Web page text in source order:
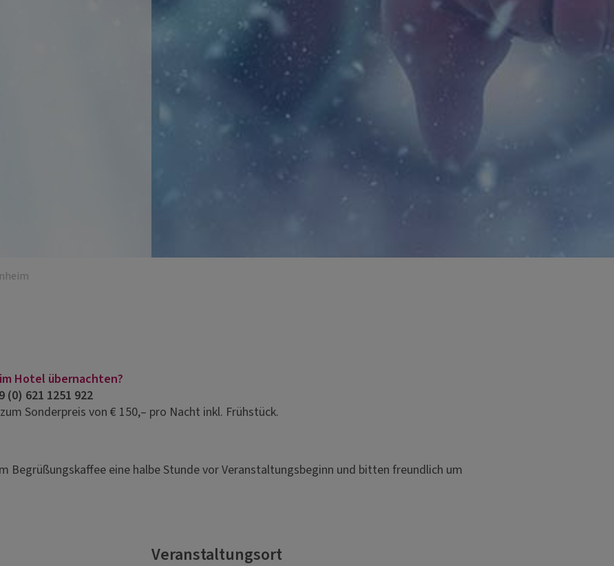
Hotel übernachten?
621 1251 922
Sonderpreis von € 150,– pro Nacht inkl. Frühstück.
Begrüßungskaffee eine halbe Stunde vor Veranstaltungsbeginn und bitten freundlich um
Veranstaltungsort